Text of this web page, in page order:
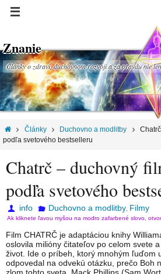
Znanie
Články o zdraví, duchovnom rozvoji a za pravdu nie
Články Duchovno a modlitby
podľa svetového bestselleru
Chatrč – duchovný
podľa svetového
info Duchovno a modlitby, Filmy
Ak kliknete ľavou myšou na modro zafarbené slovo,
Film CHATRČ je adaptáciou knihy
oslovila milióny čitateľov po celom svete
život. Ide o príbeh, ktorý mnohým ľuďom
odpovedal na odvekú otázku, prečo Boh